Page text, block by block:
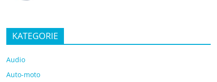
KATEGORIE
Audio
Auto-moto